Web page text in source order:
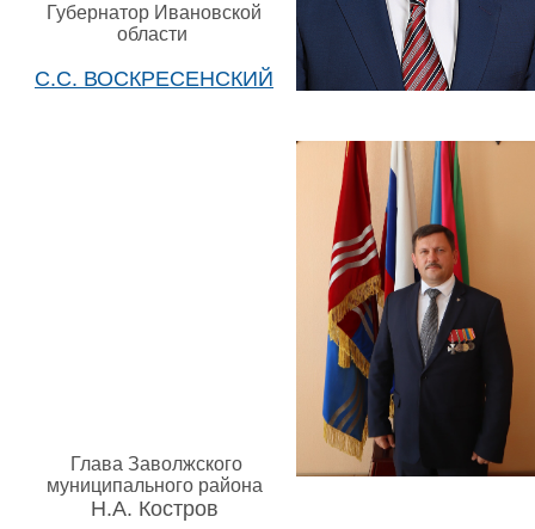
Губернатор Ивановской
области
С.С. ВОСКРЕСЕНСКИЙ
Глава Заволжского
муниципального района
Н.А. Костров